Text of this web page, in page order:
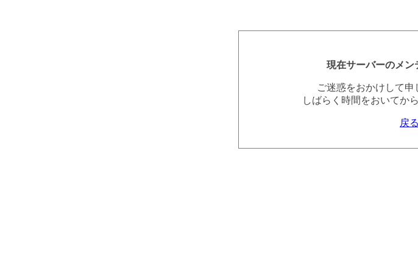
現在サーバーのメン
ご迷惑をおかけして申
しばらく時間をおいてか
戻る